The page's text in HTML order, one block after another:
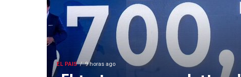
EL PAIS 9 horas ago